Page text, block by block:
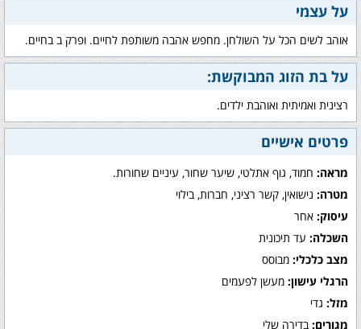
על עצמי
אוהב לשים הכל על השולחן. מחפש אהבה משותפת לחיים. ופרק ב בחיים.
על בת הזוג המבוקשת:
רצינית ואמיתית ואוהבת ילדים.
פרטים אישיים
מראה: חמוד, גוף אתלטי, שיער שחור, עיניים שחורות.
מטרה: נישואין, קשר רציני, חברות, בילוי
עיסוק: אחר
השכלה: עד תיכונית
מצב כלכלי: מבוסס
הרגלי עישון: מעשן לפעמים
מזל: גדי
מגורים: בדירה שלי